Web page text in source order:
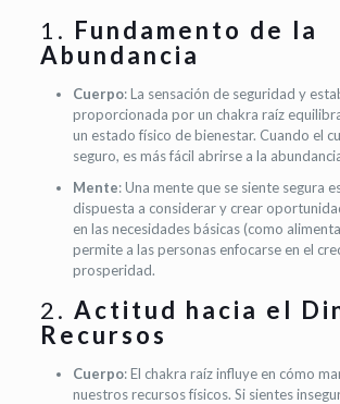
1. Fundamento de la
Abundancia
Cuerpo: La sensación de seguridad y
proporcionada por un chakra raíz
un estado físico de bienestar. Cuando el
seguro, es más fácil abrirse a la
Mente: Una mente que se siente segura
dispuesta a considerar y crear
en las necesidades básicas (como
permite a las personas enfocarse en el
prosperidad.
2. Actitud hacia el
Recursos
Cuerpo: El chakra raíz influye en cómo
nuestros recursos físicos. Si sientes